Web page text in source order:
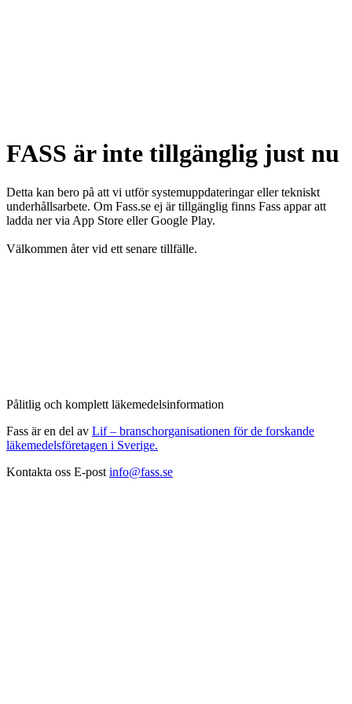
FASS är inte tillgänglig just nu
Detta kan bero på att vi utför systemuppdateringar eller tekniskt
underhållsarbete. Om Fass.se ej är tillgänglig finns Fass appar att
ladda ner via App Store eller Google Play.
Välkommen åter vid ett senare tillfälle.
Pålitlig och komplett läkemedelsinformation
Fass är en del av Lif – branschorganisationen för de forskande
läkemedelsföretagen i Sverige.
Kontakta oss E-post info@fass.se